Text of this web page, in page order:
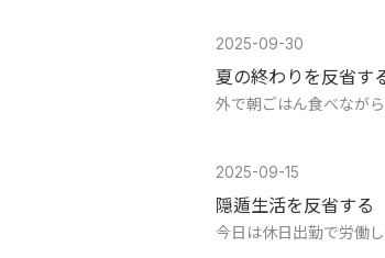
2025-09-30
夏の終わりを反省す
外で朝ごはん食べなが
2025-09-15
隠遁生活を反省する
今日は休日出勤で労働